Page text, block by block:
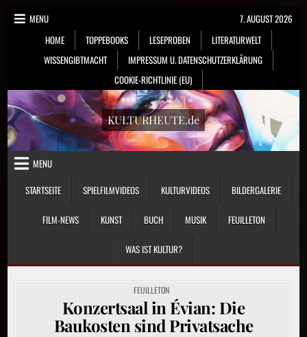
Skip
MENU
HOME
TOPPEBOOKS LESEPROBEN
LITERATURWELT
WISSENGIBTMACHT
IMPRESSUM U. DATENSCHUTZERKLÄRUNG
COOKIE-RICHTLINIE (EU)
7. AUGUST 2026
KULTURHEUTE.de
MENU
STARTSEITE
SPIELFILMVIDEOS KULTURVIDEOS BILDERGALERIE
FILM-NEWS KUNST BUCH MUSIK FEUILLETON
WAS IST KULTUR?
POSTED
IN
FEUILLETON
Konzertsaal in Évian: Die
Baukosten sind Privatsache